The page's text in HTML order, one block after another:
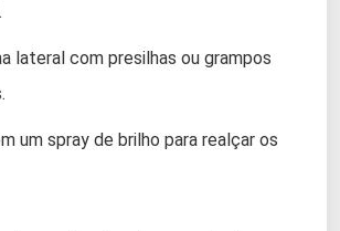
lateral com presilhas ou grampos
um spray de brilho para realçar os